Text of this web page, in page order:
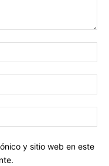
y sitio web en este